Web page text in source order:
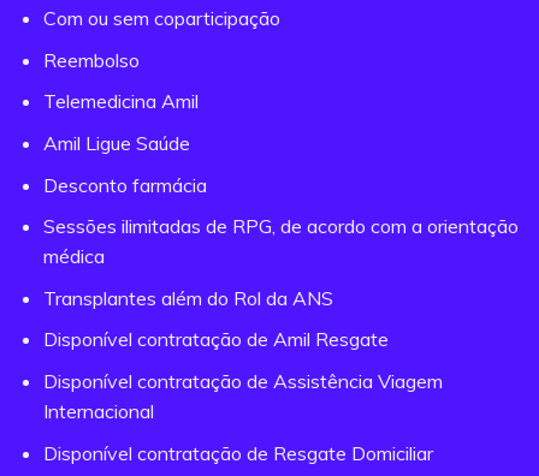
Com ou sem coparticipação
Reembolso
Telemedicina Amil
Amil Ligue Saúde
Desconto farmácia
Sessões ilimitadas de RPG, de acordo com a orientação
médica
Transplantes além do Rol da ANS
Disponível contratação de Amil Resgate
Disponível contratação de Assistência Viagem
Internacional
Disponível contratação de Resgate Domiciliar